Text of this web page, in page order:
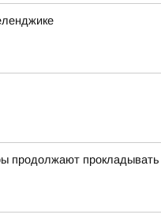
продолжают прокладывать